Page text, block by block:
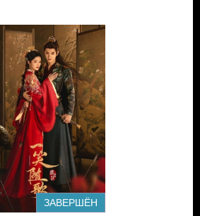
ЗАВЕРШЁН